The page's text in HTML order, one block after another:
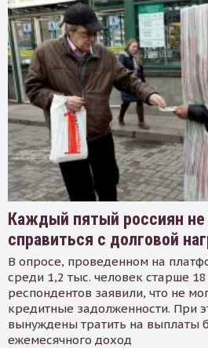
Каждый пятый россиян
справиться с долговой
В опросе, проведенном на
среди 1,2 тыс. человек старше 18
респондентов заявили, что не
кредитные задолженности. При
вынуждены тратить на выплаты
ежемесячного доход